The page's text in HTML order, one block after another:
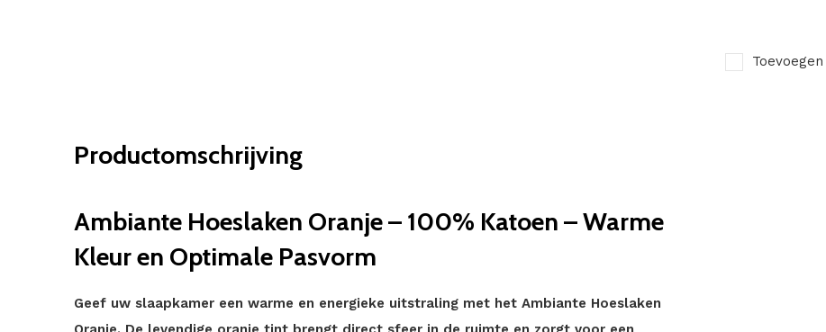
Productomschrijving
Ambiante Hoeslaken Oranje – 100% Katoen – Warme
Kleur en Optimale Pasvorm
Geef uw slaapkamer een warme en energieke uitstraling met het Ambiante Hoeslaken